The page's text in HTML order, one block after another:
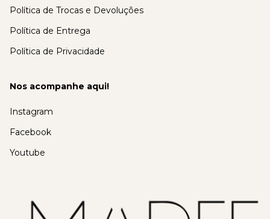
Política de Trocas e Devoluções
Política de Entrega
Política de Privacidade
Nos acompanhe aqui!
Instagram
Facebook
Youtube